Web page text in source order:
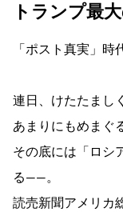
トランプ最
「ポスト真実」時
連日、けたたまし
あまりにもめまぐ
その底には「ロシ
る――。
読売新聞アメリカ